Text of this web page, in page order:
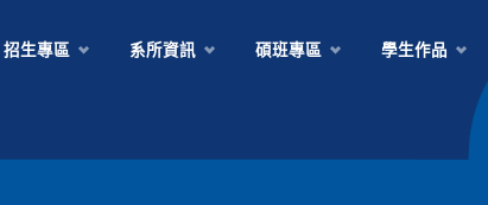
招生專區 系所資訊 碩班專區 學生作品